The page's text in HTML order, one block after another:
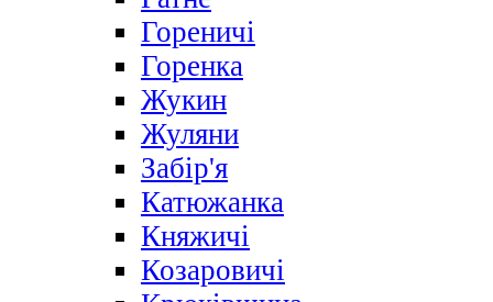
Гореничі
Горенка
Жукин
Жуляни
Забір'я
Катюжанка
Княжичі
Козаровичі